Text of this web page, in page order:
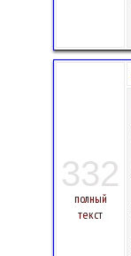
332
полный
текст